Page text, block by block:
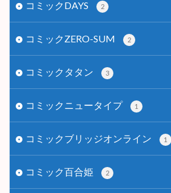
コミックDAYS 2
コミックZERO-SUM 2
コミックタタン 3
コミックニュータイプ 1
コミックブリッジオンライン 1
コミック百合姫 2